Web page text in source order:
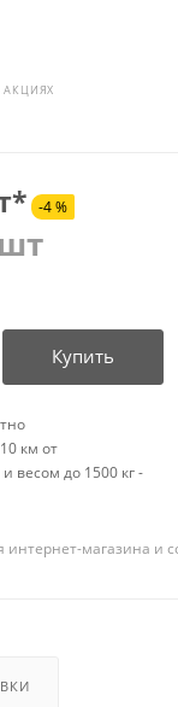
АКЦИЯХ
-4 %
Купить
км от
весом до 1500 кг -
интернет-магазина и